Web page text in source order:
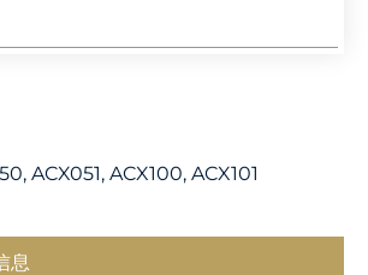
ACX051, ACX100, ACX101
息